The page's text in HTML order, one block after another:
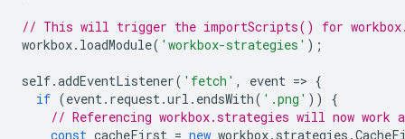
// This will trigger the importScripts() for
workbox. loadModule( 'workbox-strategies' );
self.addEventListener( 'fetch' , event => {
if (event. request.url . endsWith( '.png' ))
{
// Referencing workbox.strategies will now work
const cacheFirst = new workbox. strategies .